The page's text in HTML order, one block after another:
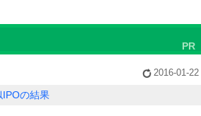
2016-01-22
IPOの結果